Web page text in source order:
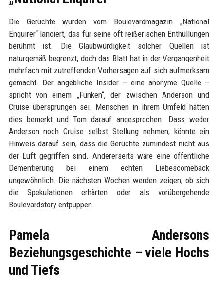
Die Gerüchte wurden vom Boulevardmagazin „National
Enquirer“ lanciert, das für seine oft reißerischen Enthüllungen
berühmt ist. Die Glaubwürdigkeit solcher Quellen ist
naturgemäß begrenzt, doch das Blatt hat in der Vergangenheit
mehrfach mit zutreffenden Vorhersagen auf sich aufmerksam
gemacht. Der angebliche Insider – eine anonyme Quelle –
spricht von einem „Funken“, der zwischen Anderson und
Cruise übersprungen sei. Menschen in ihrem Umfeld hätten
dies bemerkt und Tom darauf angesprochen. Dass weder
Anderson noch Cruise selbst Stellung nehmen, könnte ein
Hinweis darauf sein, dass die Gerüchte zumindest nicht aus
der Luft gegriffen sind. Andererseits wäre eine öffentliche
Dementierung bei einem echten Liebescomeback
ungewöhnlich. Die nächsten Wochen werden zeigen, ob sich
die Spekulationen erhärten oder als vorübergehende
Boulevardstory entpuppen.
Pamela Andersons
Beziehungsgeschichte – viele Hochs
und Tiefs